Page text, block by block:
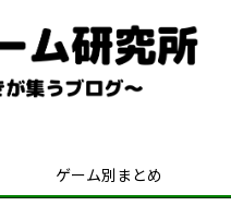
ゲーム別まとめ